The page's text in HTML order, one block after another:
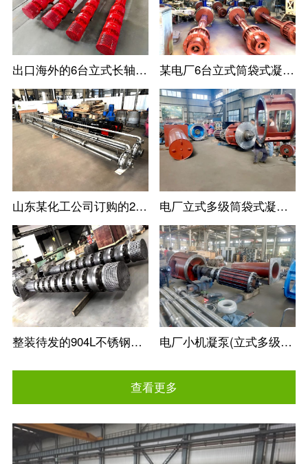
出口海外的6台立式长轴消防涡轮泵 某电厂6台立式筒袋式凝结水泵
山东某化工公司订购的2台不锈钢立式长轴液下泵 电厂立式多级筒袋式凝结水泵安装现场
整装待发的904L不锈钢冶金矿用立式长轴泵 电厂小机凝泵(立式多级筒袋式凝结水泵)
查看更多